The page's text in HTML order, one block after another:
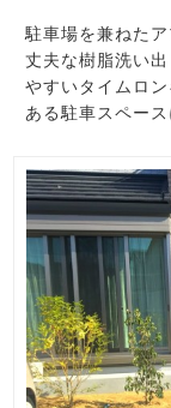
駐車場を兼ねた
丈夫な樹脂洗い
やすいタイムロ
ある駐車スペース